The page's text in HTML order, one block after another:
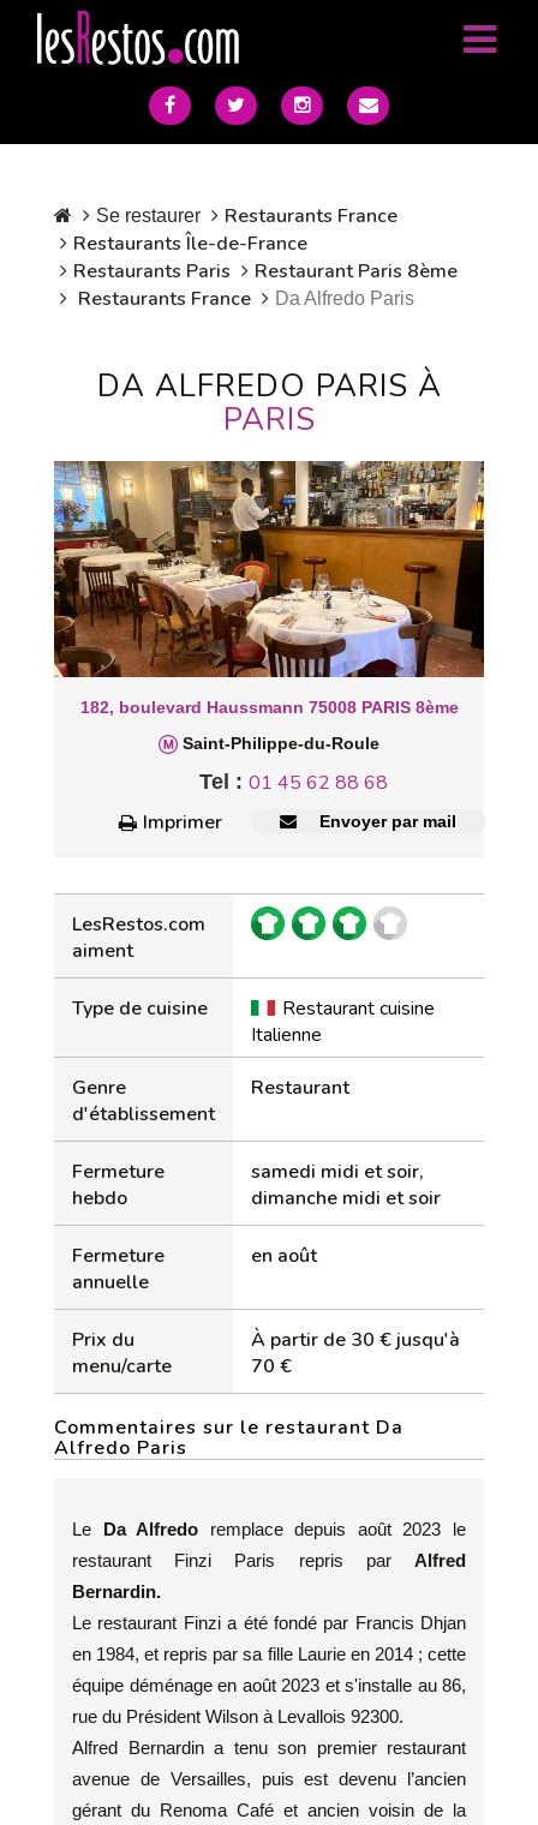
Se restaurer
Restaurants France
Restaurants Île-de-France
Restaurants Paris
Restaurant Paris 8ème
Restaurants France
Da Alfredo Paris
DA ALFREDO PARIS À
PARIS
182, boulevard Haussmann 75008 PARIS 8ème
Saint-Philippe-du-Roule
Tel : 01 45 62 88 68
Imprimer
Envoyer par mail
LesRestos.com
aiment
Type de cuisine
Restaurant cuisine
Italienne
Genre
d'établissement
Restaurant
Fermeture
hebdo
samedi midi et soir,
dimanche midi et soir
Fermeture
annuelle
en août
Prix du
menu/carte
À partir de 30 € jusqu'à
70 €
Commentaires sur le restaurant Da
Alfredo Paris
Le Da Alfredo remplace depuis août 2023 le
restaurant Finzi Paris repris par Alfred
Bernardin.
Le restaurant Finzi a été fondé par Francis Dhjan
en 1984, et repris par sa fille Laurie en 2014 ; cette
équipe déménage en août 2023 et s'installe au 86,
rue du Président Wilson à Levallois 92300.
Alfred Bernardin a tenu son premier restaurant
avenue de Versailles, puis est devenu l’ancien
gérant du Renoma Café et ancien voisin de la